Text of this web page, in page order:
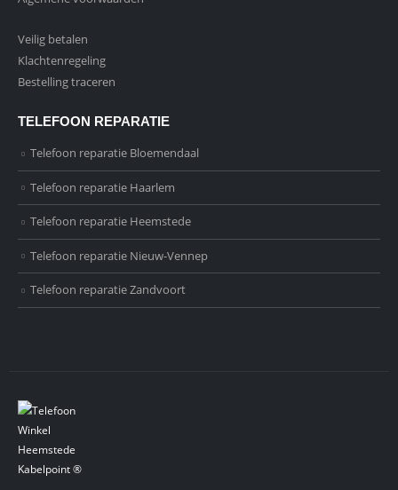
Veilig betalen
Klachtenregeling
Bestelling traceren
TELEFOON REPARATIE
Telefoon reparatie Bloemendaal
Telefoon reparatie Haarlem
Telefoon reparatie Heemstede
Telefoon reparatie Nieuw-Vennep
Telefoon reparatie Zandvoort